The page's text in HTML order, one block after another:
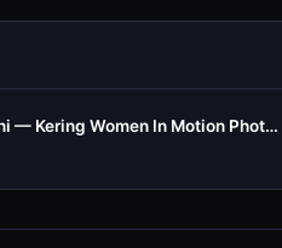
Nathan Ambrosioni — Kering Women In Motion Photocall